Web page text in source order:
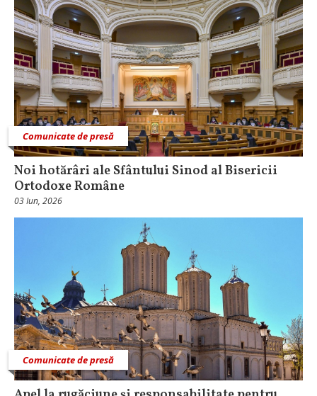
Comunicate de presă
Noi hotărâri ale Sfântului Sinod al Bisericii
Ortodoxe Române
03 Iun, 2026
Comunicate de presă